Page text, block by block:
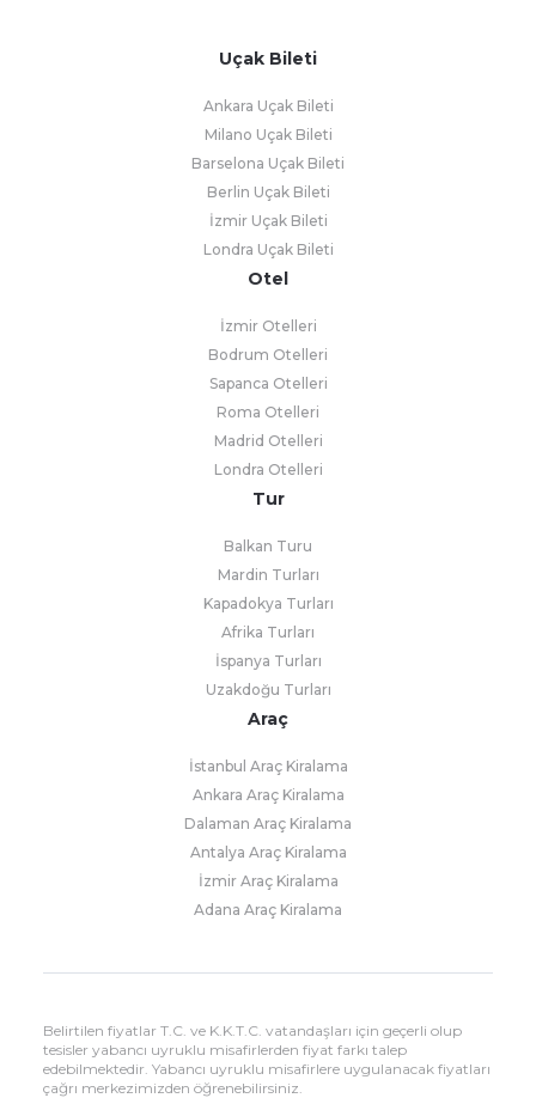
Uçak Bileti
Ankara Uçak Bileti
Milano Uçak Bileti
Barselona Uçak Bileti
Berlin Uçak Bileti
İzmir Uçak Bileti
Londra Uçak Bileti
Otel
İzmir Otelleri
Bodrum Otelleri
Sapanca Otelleri
Roma Otelleri
Madrid Otelleri
Londra Otelleri
Tur
Balkan Turu
Mardin Turları
Kapadokya Turları
Afrika Turları
İspanya Turları
Uzakdoğu Turları
Araç
İstanbul Araç Kiralama
Ankara Araç Kiralama
Dalaman Araç Kiralama
Antalya Araç Kiralama
İzmir Araç Kiralama
Adana Araç Kiralama
Belirtilen fiyatlar T.C. ve K.K.T.C. vatandaşları için geçerli olup
tesisler yabancı uyruklu misafirlerden fiyat farkı talep
edebilmektedir. Yabancı uyruklu misafirlere uygulanacak fiyatları
çağrı merkezimizden öğrenebilirsiniz.